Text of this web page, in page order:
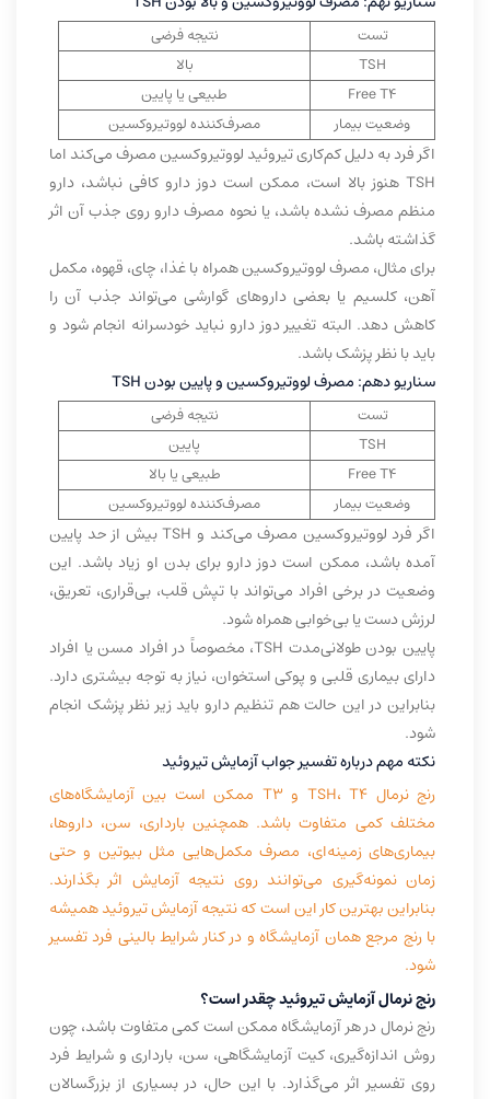
تست
نتیجه فرضی
TSH
بالا
Free T4
طبیعی یا پایین
وضعیت بیمار
مصرف‌کننده لووتیروکسین
اگر فرد به دلیل کم‌کاری تیروئید لووتیروکسین مصرف می‌کند اما
TSH هنوز بالا است، ممکن است دوز دارو کافی نباشد، دارو
منظم مصرف نشده باشد، یا نحوه مصرف دارو روی جذب آن اثر
گذاشته باشد.
برای مثال، مصرف لووتیروکسین همراه با غذا، چای، قهوه، مکمل
آهن، کلسیم یا بعضی داروهای گوارشی می‌تواند جذب آن را
کاهش دهد. البته تغییر دوز دارو نباید خودسرانه انجام شود و
باید با نظر پزشک باشد.
سناریو دهم: مصرف لووتیروکسین و پایین بودن TSH
تست
نتیجه فرضی
TSH
پایین
Free T4
طبیعی یا بالا
وضعیت بیمار
مصرف‌کننده لووتیروکسین
اگر فرد لووتیروکسین مصرف می‌کند و TSH بیش از حد پایین
آمده باشد، ممکن است دوز دارو برای بدن او زیاد باشد. این
وضعیت در برخی افراد می‌تواند با تپش قلب، بی‌قراری، تعریق،
لرزش دست یا بی‌خوابی همراه شود.
پایین بودن طولانی‌مدت TSH، مخصوصاً در افراد مسن یا افراد
دارای بیماری قلبی و پوکی استخوان، نیاز به توجه بیشتری دارد.
بنابراین در این حالت هم تنظیم دارو باید زیر نظر پزشک انجام
شود.
نکته مهم درباره تفسیر جواب آزمایش تیروئید
رنج نرمال TSH، T4 و T3 ممکن است بین آزمایشگاه‌های
مختلف کمی متفاوت باشد. همچنین بارداری، سن، داروها،
بیماری‌های زمینه‌ای، مصرف مکمل‌هایی مثل بیوتین و حتی
زمان نمونه‌گیری می‌توانند روی نتیجه آزمایش اثر بگذارند.
بنابراین بهترین کار این است که نتیجه آزمایش تیروئید همیشه
با رنج مرجع همان آزمایشگاه و در کنار شرایط بالینی فرد تفسیر
شود.
رنج نرمال آزمایش تیروئید چقدر است؟
رنج نرمال در هر آزمایشگاه ممکن است کمی متفاوت باشد، چون
روش اندازه‌گیری، کیت آزمایشگاهی، سن، بارداری و شرایط فرد
روی تفسیر اثر می‌گذارد. با این حال، در بسیاری از بزرگسالان